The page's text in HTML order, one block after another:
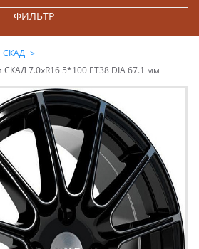
ФИЛЬТР
СКАД
7.0xR16 5*100 ET38 DIA 67.1 мм